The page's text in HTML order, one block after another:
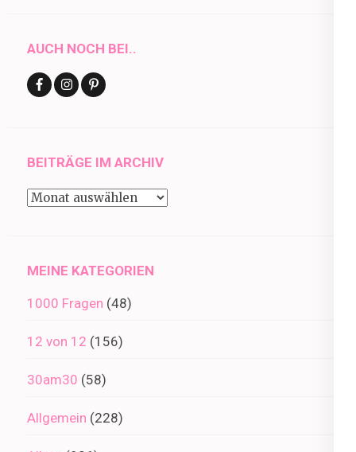
AUCH NOCH BEI..
BEITRÄGE IM ARCHIV
Beiträge
MEINE KATEGORIEN
1000 Fragen (48)
12 von 12 (156)
30am30 (58)
Allgemein (228)